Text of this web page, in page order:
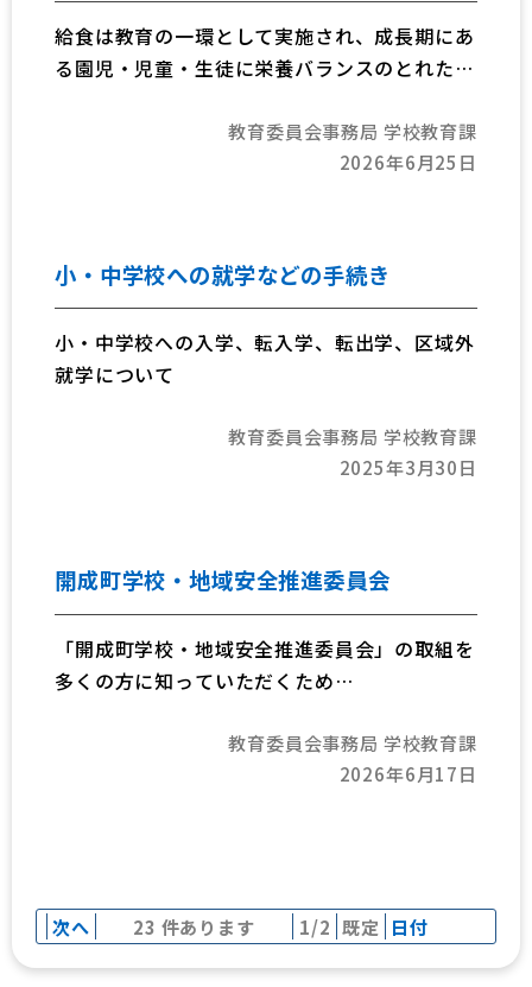
給食は教育の一環として実施され、成長期にあ
る園児・児童・生徒に栄養バランスのとれた安
健全な発達を促すことを目的とする教育活動と
衛生面や食材の安全対策を徹底して「安全・安
心・おいしい給食」の提供を心掛けています。
教育委員会事務局 学校教育課
2026年6月25日
小・中学校への就学などの手続き
小・中学校への入学、転入学、転出学、区域外
就学について
教育委員会事務局 学校教育課
2025年3月30日
開成町学校・地域安全推進委員会
「開成町学校・地域安全推進委員会」の取組を
多くの方に知っていただくため
教育委員会事務局 学校教育課
2026年6月17日
次へ 23 件あります 1/2 既定 日付